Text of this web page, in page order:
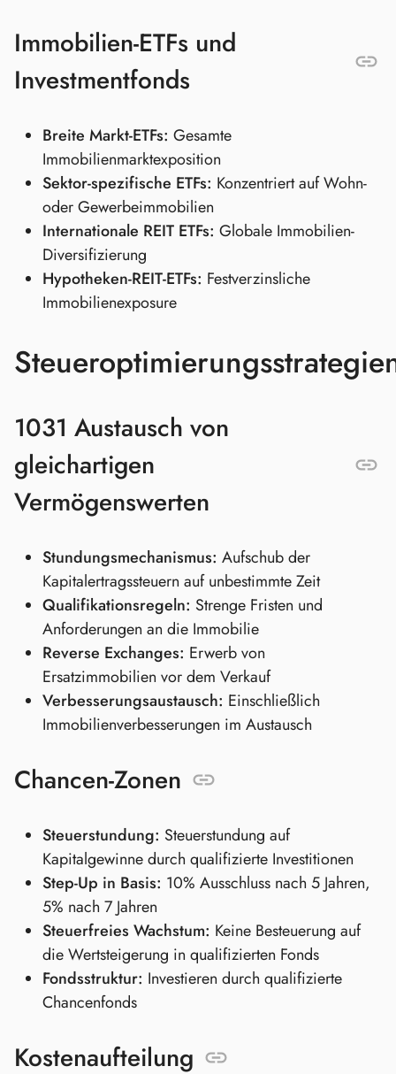
Immobilien-ETFs und
Investmentfonds
Breite Markt-ETFs: Gesamte
Immobilienmarktexposition
Sektor-spezifische ETFs: Konzentriert auf Wohn-
oder Gewerbeimmobilien
Internationale REIT ETFs: Globale Immobilien-
Diversifizierung
Hypotheken-REIT-ETFs: Festverzinsliche
Immobilienexposure
1031 Austausch von
gleichartigen
Vermögenswerten
Stundungsmechanismus: Aufschub der
Kapitalertragssteuern auf unbestimmte Zeit
Qualifikationsregeln: Strenge Fristen und
Anforderungen an die Immobilie
Reverse Exchanges: Erwerb von
Ersatzimmobilien vor dem Verkauf
Verbesserungsaustausch: Einschließlich
Immobilienverbesserungen im Austausch
Chancen-Zonen
Steuerstundung: Steuerstundung auf
Kapitalgewinne durch qualifizierte Investitionen
Step-Up in Basis: 10% Ausschluss nach 5 Jahren,
5% nach 7 Jahren
Steuerfreies Wachstum: Keine Besteuerung auf
die Wertsteigerung in qualifizierten Fonds
Fondsstruktur: Investieren durch qualifizierte
Chancenfonds
Kostenaufteilung